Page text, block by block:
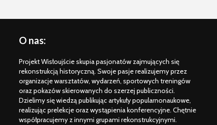
O nas:
Projekt Wisłoujście skupia pasjonatów zajmujących się
rekonstrukcją historyczną. Swoje pasje realizujemy przez
organizacje warsztatów, wydarzeń, sportowych treningów
oraz pokazów skierowanych do szerzej publiczności.
Dzielimy się wiedzą publikując artykuły popularnonaukowe,
realizując prelekcje oraz wystąpienia konferencyjne. Chętnie
współpracujemy z innymi grupami rekonstrukcyjnymi.